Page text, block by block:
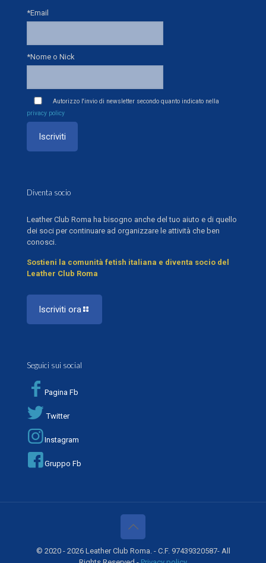
*Email
*Nome o Nick
Autorizzo l'invio di newsletter secondo quanto indicato nella
privacy policy
Diventa socio
Leather Club Roma ha bisogno anche del tuo aiuto e di quello
dei soci per continuare ad organizzare le attività che ben
conosci.
Sostieni la comunità fetish italiana e diventa socio del
Leather Club Roma
Iscriviti ora
Seguici sui social
Pagina Fb
Twitter
Instagram
Gruppo Fb
© 2020 - 2026 Leather Club Roma. - C.F. 97439320587- All